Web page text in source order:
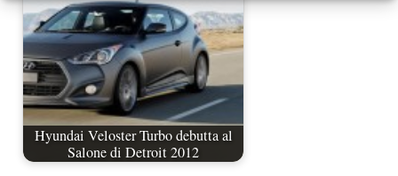
Hyundai Veloster Turbo debutta al
Salone di Detroit 2012